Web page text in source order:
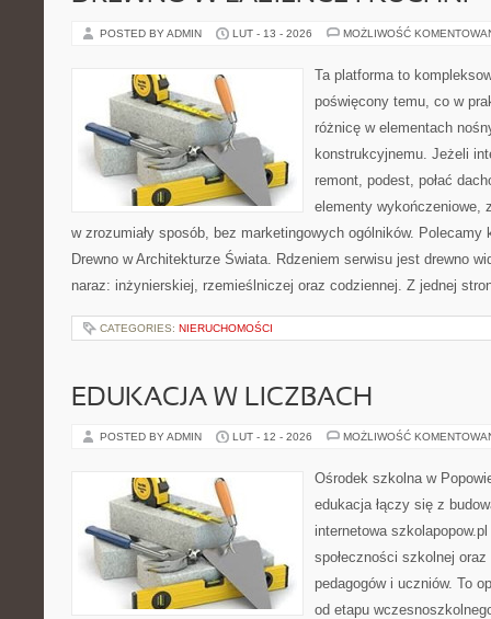
POSTED BY ADMIN LUT - 13 - 2026 MOŻLIWOŚĆ
Ta platforma to
poświęcony temu, co w
różnicę w elementach
konstrukcyjnemu. Jeżeli
remont, podest, połać
elementy wykończeniowe,
w zrozumiały sposób, bez marketingowych ogólników. Polecamy
Drewno w Architekturze Świata. Rdzeniem serwisu jest drewno
naraz: inżynierskiej, rzemieślniczej oraz codziennej. Z jednej
CATEGORIES: NIERUCHOMOŚCI
EDUKACJA W LICZBACH
POSTED BY ADMIN LUT - 12 - 2026 MOŻLIWOŚĆ
Ośrodek szkolna w
edukacja łączy się z
internetowa
społeczności szkolnej
pedagogów i uczniów. To
od etapu